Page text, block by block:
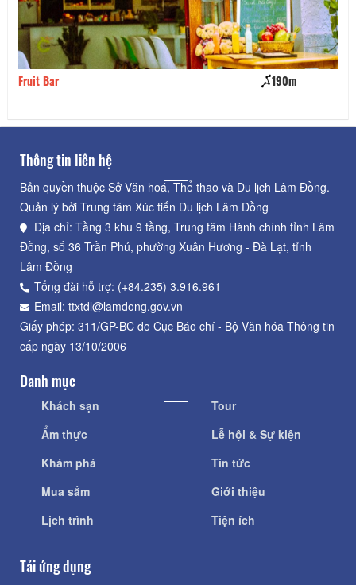
Fruit Bar 190m
Thông tin liên hệ
Bản quyền thuộc Sở Văn hoá, Thể thao và Du lịch Lâm Đồng.
Quản lý bởi Trung tâm Xúc tiến Du lịch Lâm Đồng
Địa chỉ: Tầng 3 khu 9 tầng, Trung tâm Hành chính tỉnh Lâm
Đồng, số 36 Trần Phú, phường Xuân Hương - Đà Lạt, tỉnh
Lâm Đồng
Tổng đài hỗ trợ: (+84.235) 3.916.961
Email: ttxtdl@lamdong.gov.vn
Giấy phép: 311/GP-BC do Cục Báo chí - Bộ Văn hóa Thông tin
cấp ngày 13/10/2006
Danh mục
Khách sạn
Ẩm thực
Khám phá
Mua sắm
Lịch trình
Tour
Lễ hội & Sự kiện
Tin tức
Giới thiệu
Tiện ích
Tải ứng dụng